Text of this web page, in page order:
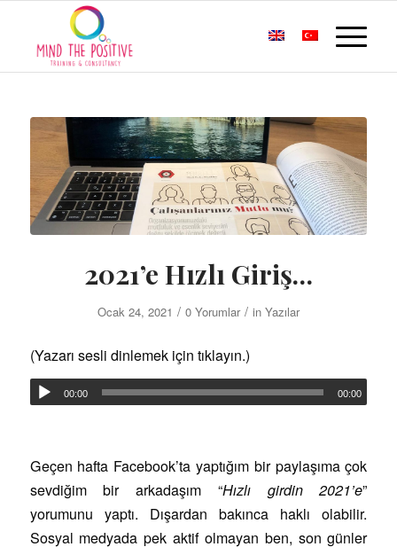
2021’e Hızlı Giriş…
Ocak 24, 2021 / 0 Yorumlar / in Yazılar
(Yazarı sesli dinlemek için tıklayın.)
00:00 00:00
Geçen hafta Facebook’ta yaptığım bir paylaşıma çok
sevdiğim bir arkadaşım “Hızlı girdin 2021’e”
yorumunu yaptı. Dışardan bakınca haklı olabilir.
Sosyal medyada pek aktif olmayan ben, son günler